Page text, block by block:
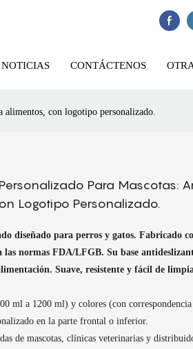
NOTICIAS CONTÁCTENOS
alimentos, con logotipo personalizado.
Para Mascotas:
Logotipo Personalizado.
diseñado para perros y gatos. Fabricado
las normas FDA/LFGB. Su base
Suave, resistente y fácil de
ml a 1200 ml) y colores (con correspondencia
en la parte frontal o inferior.
de mascotas, clínicas veterinarias y